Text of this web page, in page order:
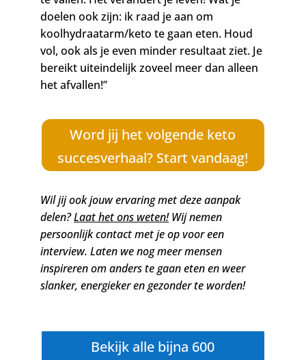
doelen ook zijn: ik raad je aan om
koolhydraatarm/keto te gaan eten. Houd
vol, ook als je even minder resultaat ziet. Je
bereikt uiteindelijk zoveel meer dan alleen
het afvallen!”
Word jij het volgende keto
succesverhaal? Start vandaag!
Wil jij ook jouw ervaring met deze aanpak
delen?Laat het ons weten!Wij nemen
persoonlijk contact met je op voor een
interview. Laten we nog meer mensen
inspireren om anders te gaan eten en weer
slanker, energieker en gezonder te worden!
Bekijk alle bijna 600